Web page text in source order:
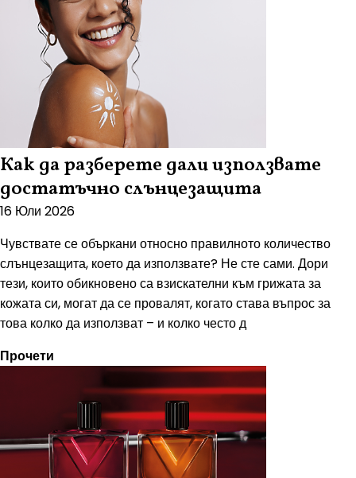
Как да разберете дали използвате
достатъчно слънцезащита
16 Юли 2026
Чувствате се объркани относно правилното количество
слънцезащита, което да използвате? Не сте сами. Дори
тези, които обикновено са взискателни към грижата за
кожата си, могат да се провалят, когато става въпрос за
това колко да използват – и колко често д
Прочети